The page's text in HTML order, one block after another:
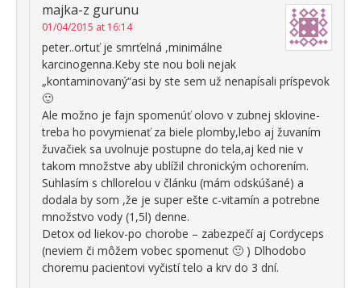
majka-z gurunu
01/04/2015 at 16:14
peter..ortuť je smrťelná ,minimálne
karcinogenna.Keby ste nou boli nejak
„kontaminovaný“asi by ste sem už nenapísali príspevok
🙂
Ale možno je fajn spomenúť olovo v zubnej sklovine-
treba ho povymienať za biele plomby,lebo aj žuvaním
žuvačiek sa uvolnuje postupne do tela,aj ked nie v
takom množstve aby ublížil chronickým ochorením.
Suhlasím s chllorelou v článku (mám odskúšané) a
dodala by som ,že je super ešte c-vitamín a potrebne
množstvo vody (1,5l) denne.
Detox od liekov-po chorobe – zabezpečí aj Cordyceps
(neviem či môžem vobec spomenut 🙂 ) Dlhodobo
choremu pacientovi vyčistí telo a krv do 3 dní.